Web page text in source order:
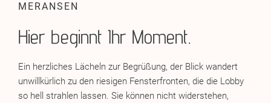
MERANSEN
Hier beginnt Ihr Moment.
Ein herzliches Lächeln zur Begrüßung, der Blick wandert
unwillkürlich zu den riesigen Fensterfronten, die die Lobby
so hell strahlen lassen. Sie können nicht widerstehen,